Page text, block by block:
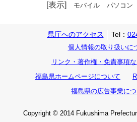
[表示] モバイル パソコン
県庁へのアクセス Tel：
個人情報の取り扱いに
リンク・著作権・免責事項
福島県ホームページについて
福島県の広告事業に
Copyright © 2014 Fukushima